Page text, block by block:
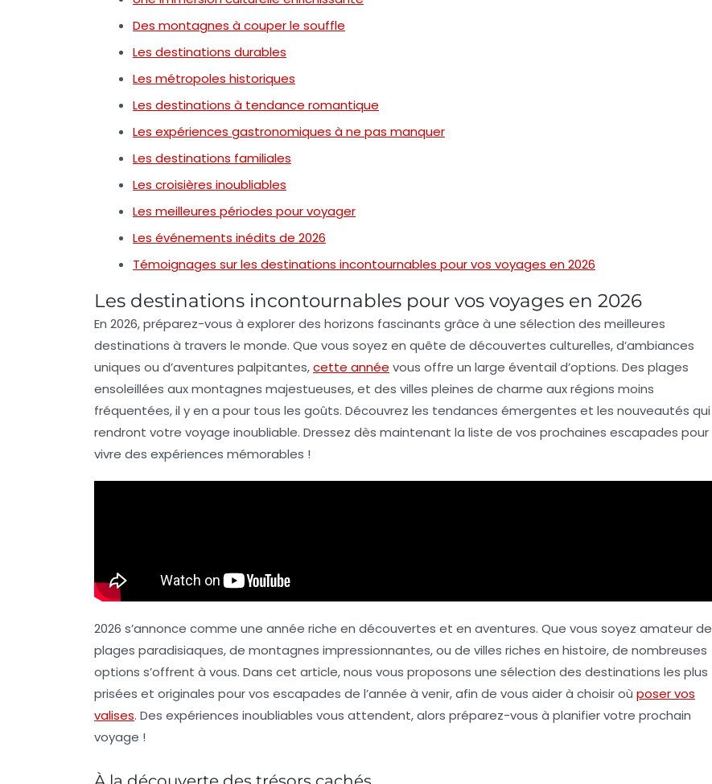
Des montagnes à couper le souffle
Les destinations durables
Les métropoles historiques
Les destinations à tendance romantique
Les expériences gastronomiques à ne pas manquer
Les destinations familiales
Les croisières inoubliables
Les meilleures périodes pour voyager
Les événements inédits de 2026
Témoignages sur les destinations incontournables pour vos voyages en 2026
Les destinations incontournables pour vos voyages en 2026
En 2026, préparez-vous à explorer des horizons fascinants grâce à une sélection des meilleures
destinations à travers le monde. Que vous soyez en quête de découvertes culturelles, d’ambiances
uniques ou d’aventures palpitantes,cette année vous offre un large éventail d’options. Des plages
ensoleillées auxmontagnes majestueuses, et des villes pleines de charme aux régions moins
fréquentées, il y en a pour tous les goûts. Découvrez les tendances émergentes et les nouveautés qui
rendront votre voyage inoubliable. Dressez dès maintenant la liste de vos prochaines escapades pour
vivre des expériences mémorables !
2026 s’annonce comme une année riche en découvertes et en aventures. Que vous soyez amateur de
plages paradisiaques, de montagnes impressionnantes, ou de villes riches en histoire, de nombreuses
options s’offrent à vous. Dans cet article, nous vous proposons une sélection des destinations les plus
prisées et originales pour vos escapades de l’année à venir, afin de vous aider à choisir où poser vos
valises. Des expériences inoubliables vous attendent, alors préparez-vous à planifier votre prochain
voyage !